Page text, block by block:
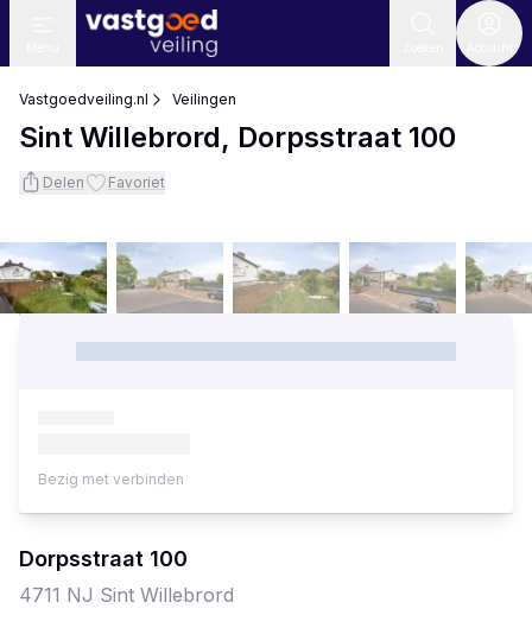
Vastgoedveiling.nl Veilingen
Sint Willebrord, Dorpsstraat 100
Delen Favoriet
Dorpsstraat 100
4711 NJ Sint Willebrord
Bezig met verbinden